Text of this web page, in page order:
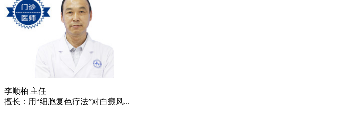
李顺柏 主任
擅长：用“细胞复色疗法”对白癜风...